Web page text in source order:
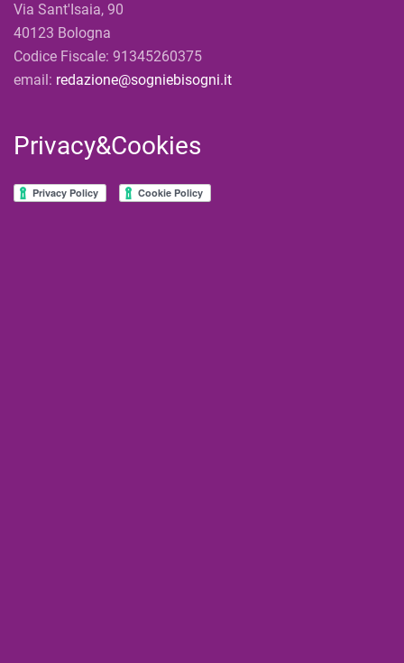
Via Sant'Isaia, 90
40123 Bologna
Codice Fiscale: 91345260375
email: redazione@sogniebisogni.it
Privacy&Cookies